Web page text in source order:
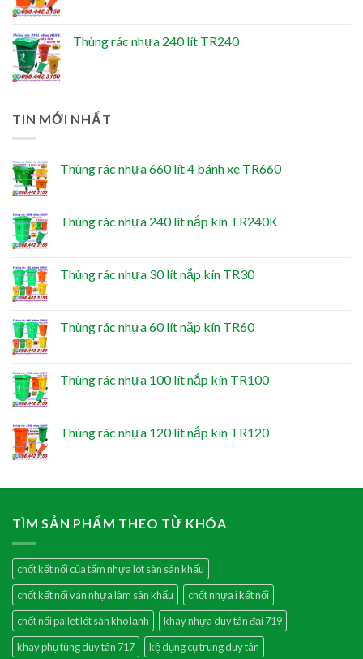
Thùng rác nhựa 240 lít TR240
TIN MỚI NHẤT
Thùng rác nhựa 660 lít 4 bánh xe TR660
Thùng rác nhựa 240 lít nắp kín TR240K
Thùng rác nhựa 30 lít nắp kín TR30
Thùng rác nhựa 60 lít nắp kín TR60
Thùng rác nhựa 100 lít nắp kín TR100
Thùng rác nhựa 120 lít nắp kín TR120
TÌM SẢN PHẨM THEO TỪ KHÓA
chốt kết nối của tấm nhựa lót sàn sân khấu
chốt kết nối ván nhựa làm sân khấu
chốt nhựa i kết nối
chốt nối pallet lót sàn kho lạnh
khay nhựa duy tân đại 719
khay phụ tùng duy tân 717
kệ dụng cụ trung duy tân